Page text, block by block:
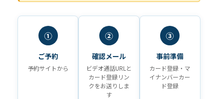
①
ご予約
予約サイトから
②
確認メール
ビデオ通話URLと
カード登録リン
クをお送りしま
す
③
事前準備
カード登録・マ
イナンバーカー
ド登録